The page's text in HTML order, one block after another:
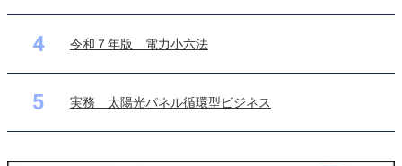
4 令和７年版 電力小六法
5 実務 太陽光パネル循環型ビジネス